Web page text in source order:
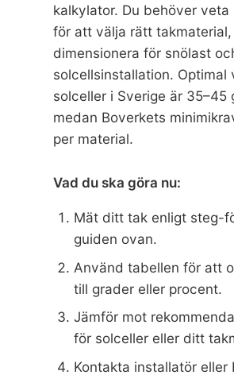
kalkylator. Du behöver veta
för att välja rätt takmaterial,
dimensionera för snölast
solcellsinstallation. Optimal
solceller i Sverige är 35–45
medan Boverkets
per material.
Vad du ska göra nu:
Mät ditt tak enligt steg-
guiden ovan.
Använd tabellen för att
till grader eller procent.
Jämför mot
för solceller eller ditt
Kontakta installatör eller